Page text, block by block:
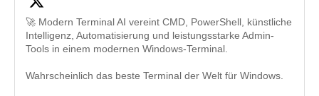
🚀 Modern Terminal AI vereint CMD, PowerShell, künstliche
Intelligenz, Automatisierung und leistungsstarke Admin-
Tools in einem modernen Windows-Terminal.
Wahrscheinlich das beste Terminal der Welt für Windows.